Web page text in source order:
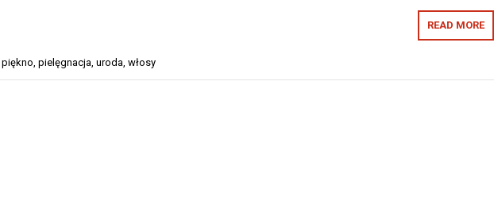
READ MORE
piękno pielęgnacja uroda włosy